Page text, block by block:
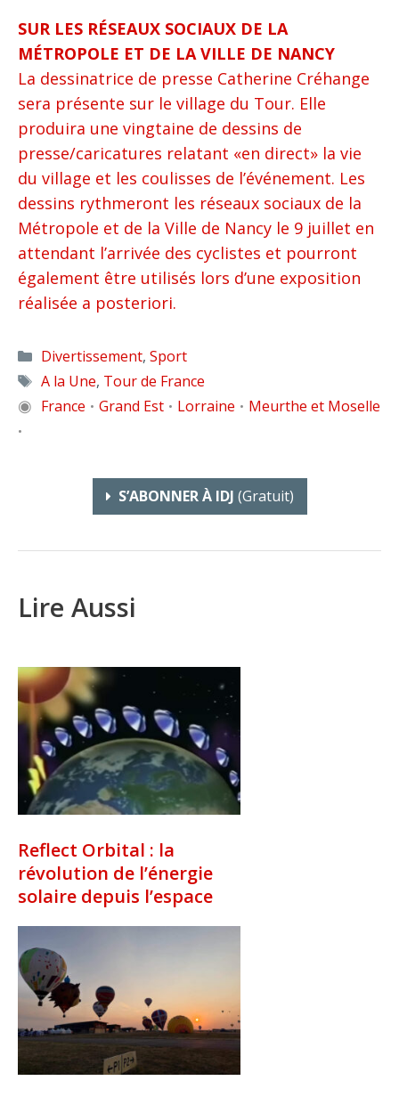
SUR LES RÉSEAUX SOCIAUX DE LA
MÉTROPOLE ET DE LA VILLE DE NANCY
La dessinatrice de presse Catherine Créhange
sera présente sur le village du Tour. Elle
produira une vingtaine de dessins de
presse/caricatures relatant «en direct» la vie
du village et les coulisses de l’événement. Les
dessins rythmeront les réseaux sociaux de la
Métropole et de la Ville de Nancy le 9 juillet en
attendant l’arrivée des cyclistes et pourront
également être utilisés lors d’une exposition
réalisée a posteriori.
Catégories
Divertissement, Sport
Étiquettes
A la Une, Tour de France
◉ France • Grand Est • Lorraine • Meurthe et Moselle
•
S’ABONNER À IDJ (gratuit)
Lire Aussi
Reflect Orbital : la
révolution de l’énergie
solaire depuis l’espace